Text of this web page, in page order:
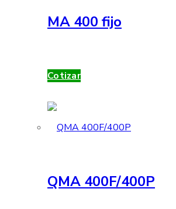
MA 400 fijo
Cotizar
QMA 400F/400P